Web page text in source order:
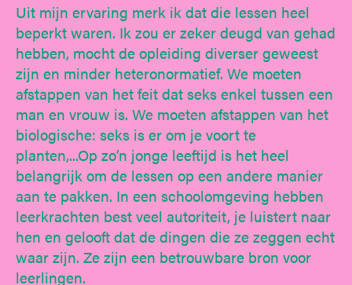
Uit mijn ervaring merk ik dat die lessen heel
beperkt waren. Ik zou er zeker deugd van gehad
hebben, mocht de opleiding diverser geweest
zijn en minder heteronormatief. We moeten
afstappen van het feit dat seks enkel tussen een
man en vrouw is. We moeten afstappen van het
biologische: seks is er om je voort te
planten,...Op zo’n jonge leeftijd is het heel
belangrijk om de lessen op een andere manier
aan te pakken. In een schoolomgeving hebben
leerkrachten best veel autoriteit, je luistert naar
hen en gelooft dat de dingen die ze zeggen echt
waar zijn. Ze zijn een betrouwbare bron voor
leerlingen.